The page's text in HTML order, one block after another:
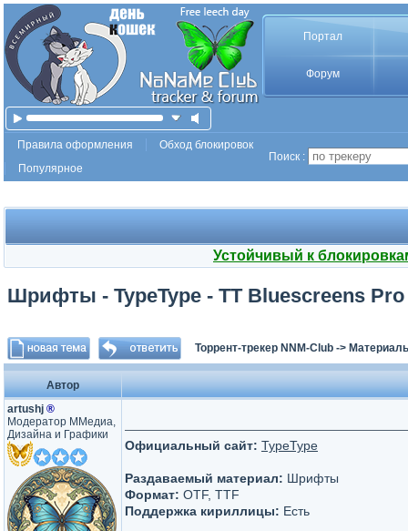
Портал
Форум
Правила оформления
Обход блокировок
Популярное
Поиск :
Устойчивый к
Шрифты - TypeType - TT Bluescreens Pro
Торрент-трекер NNM-Club ->
Автор
artushj ®
Модератор ММедиа,
Дизайна и Графики
Официальный сайт: TypeType
Раздаваемый материал: Шрифты
Формат: OTF, TTF
Поддержка кириллицы: Есть